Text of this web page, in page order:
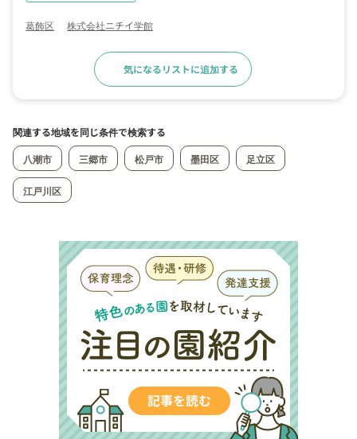
葛飾区 株式会社ニチイ学館
気になるリストに追加する
関連する地域を同じ条件で検索する
八潮市
三郷市 松戸市 墨田区 足立区
江戸川区